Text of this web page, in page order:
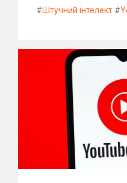
#Штучний інтелект #